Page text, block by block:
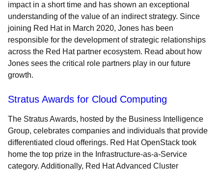
impact in a short time and has shown an exceptional
understanding of the value of an indirect strategy. Since
joining Red Hat in March 2020, Jones has been
responsible for the development of strategic relationships
across the Red Hat partner ecosystem. Read about how
Jones sees the critical role partners play in our future
growth.
Stratus Awards for Cloud Computing
The Stratus Awards, hosted by the Business Intelligence
Group, celebrates companies and individuals that provide
differentiated cloud offerings. Red Hat OpenStack took
home the top prize in the Infrastructure-as-a-Service
category. Additionally, Red Hat Advanced Cluster